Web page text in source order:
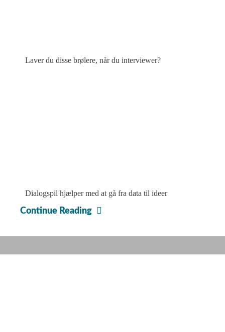
Laver du disse brølere, når du interviewer?
Dialogspil hjælper med at gå fra data til ideer
Continue Reading
du